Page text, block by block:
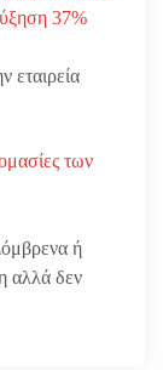
37%
εταιρεία
των
ή
αλλά δεν